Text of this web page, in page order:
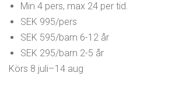
Min 4 pers, max 24 per tid.
SEK 995/pers
SEK 595/barn 6-12 år
SEK 295/barn 2-5 år
Körs 8 juli–14 aug